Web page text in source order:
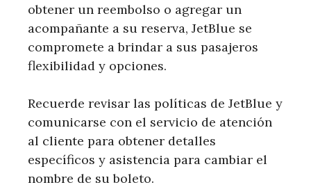
obtener un reembolso o agregar un
acompañante a su reserva, JetBlue se
compromete a brindar a sus pasajeros
flexibilidad y opciones.
Recuerde revisar las políticas de JetBlue y
comunicarse con el servicio de atención
al cliente para obtener detalles
específicos y asistencia para cambiar el
nombre de su boleto.